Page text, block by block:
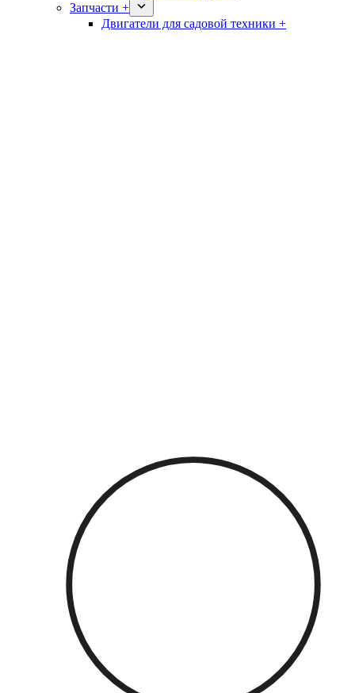
Запчасти +
Двигатели для садовой техники +